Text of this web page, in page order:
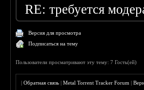
RE: требуется
Версия для просмотра
Подписаться на тему
Пользователи просматривают эту тему: 7 Гость(ей)
|Обратная связь |Metal Torrent Tracker Forum |